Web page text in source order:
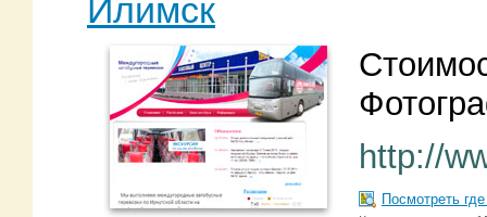
Илимск
http://
Посмотреть